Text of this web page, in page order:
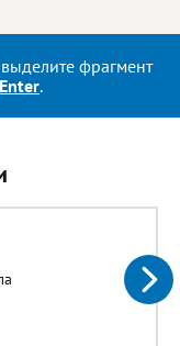
фрагмент
.